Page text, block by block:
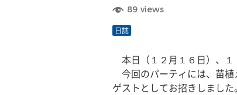
89 views
日誌
本日（１２月１６日）、１
今回のパーティには、苗植
ゲストとしてお招きしまし